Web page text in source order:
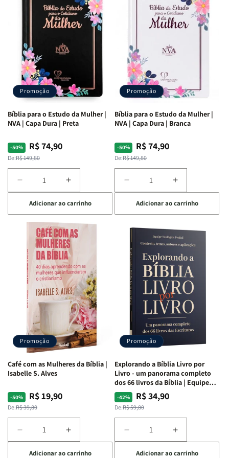
Ribeiro
Adriel
Ribeiro
Promoção
Bíblia para o Estudo da Mulher |
NVA | Capa Dura | Preta
-50%
Preço
normal
De:R$ 149,80
Preço
promocional
R$ 74,90
Diminuir
a
quantidade
de
Bíblia
para
Estudo
da
Mulher
NVA
Capa
Dura
|
Preta
Aumentar
a
quantidade
de
Bíblia
para
o
Estudo
da
Mulher
|
NVA
|
Capa
Dura
|
Adicionar ao carrinho
Promoção
Bíblia para o Estudo da Mulher |
NVA | Capa Dura | Branca
-50%
Preço
normal
De:R$ 149,80
Preço
promocional
R$ 74,90
Diminuir
a
quantidade
de
Bíblia
o
Estudo
da
Mulher
NVA
Capa
Dura
|
Aumentar
a
quantidade
de
Bíblia
para
o
Estudo
Mulher
|
NVA
|
Capa
Dura
|
Adicionar ao carrinho
Promoção
Café com as Mulheres da Bíblia |
Isabelle S. Alves
-50%
Preço
normal
De:R$ 39,80
Preço
promocional
R$ 19,90
Diminuir
a
quantidade
Aumentar
a
quantidade
Adicionar ao carrinho
Promoção
Explorando a Bíblia Livro por
Livro - um panorama completo
dos 66 livros da Bíblia | Equipe
teológica Penkal
-42%
Preço
normal
De:R$ 59,80
Preço
promocional
R$ 34,90
Diminuir
a
quantidade
Aumentar
a
quantidade
Adicionar ao carrinho